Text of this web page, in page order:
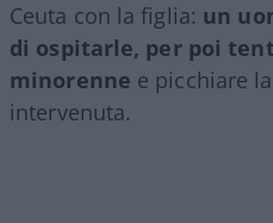
Ceuta con la figlia: un
di ospitarle, per poi
minorenne e picchiare
intervenuta.